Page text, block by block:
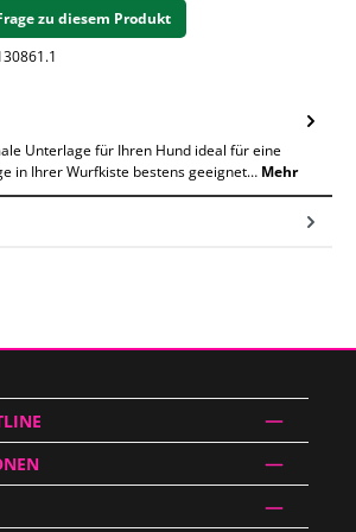
zu diesem Produkt
Unterlage für Ihren Hund ideal für eine
in Ihrer Wurfkiste bestens geeignet… Mehr